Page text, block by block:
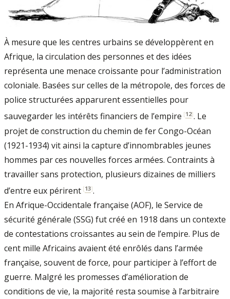
À mesure que les centres urbains se développèrent en
Afrique, la circulation des personnes et des idées
représenta une menace croissante pour l’administration
coloniale. Basées sur celles de la métropole, des forces de
police structurées apparurent essentielles pour
sauvegarder les intérêts financiers de l’empire [12]. Le
projet de construction du chemin de fer Congo-Océan
(1921-1934) vit ainsi la capture d’innombrables jeunes
hommes par ces nouvelles forces armées. Contraints à
travailler sans protection, plusieurs dizaines de milliers
d’entre eux périrent [13].
En Afrique-Occidentale française (AOF), le Service de
sécurité générale (SSG) fut créé en 1918 dans un contexte
de contestations croissantes au sein de l’empire. Plus de
cent mille Africains avaient été enrôlés dans l’armée
française, souvent de force, pour participer à l’effort de
guerre. Malgré les promesses d’amélioration de
conditions de vie, la majorité resta soumise à l’arbitraire